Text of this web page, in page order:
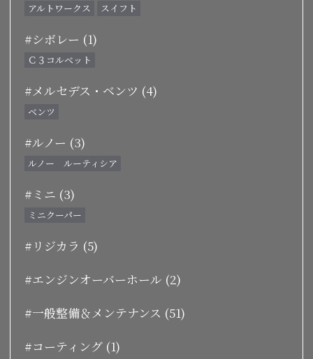
アルトワークス スイフト
#シボレー (1)
Ｃ３コルベット
#メルセデス・ベンツ (4)
ベンツ
#ルノー (3)
ルノー ルーティシア
#ミニ (3)
ミニクーパー
#リジカラ (5)
#エンジンオーバーホール (2)
#一般整備＆メンテナンス (51)
#コーティング (1)